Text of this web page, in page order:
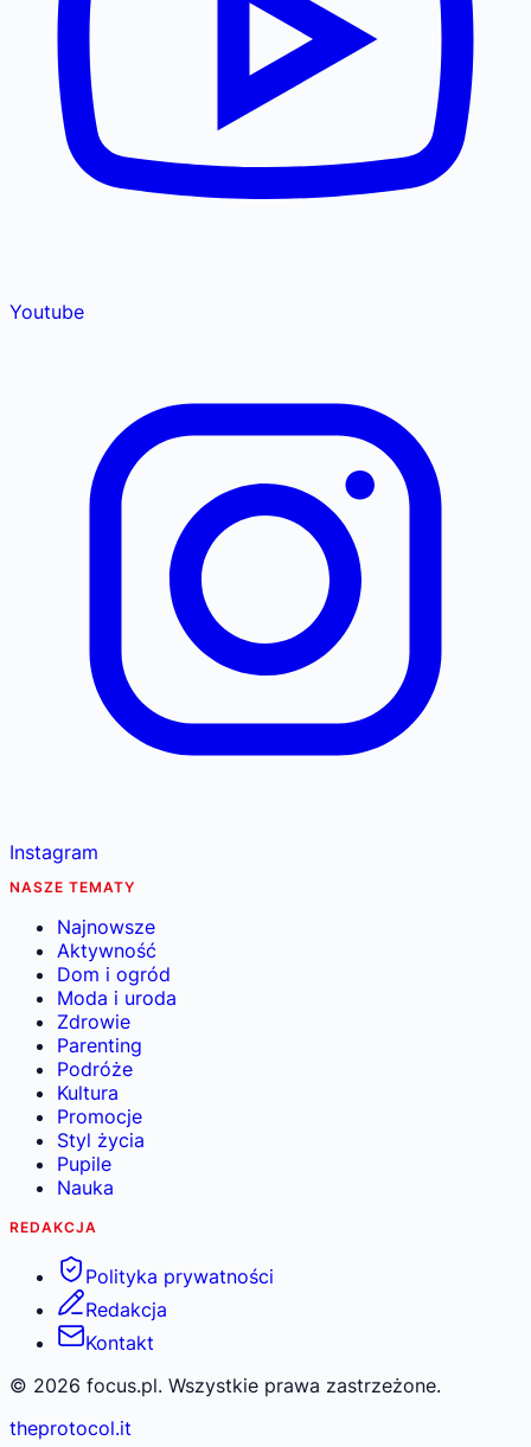
Youtube
Instagram
NASZE TEMATY
Najnowsze
Aktywność
Dom i ogród
Moda i uroda
Zdrowie
Parenting
Podróże
Kultura
Promocje
Styl życia
Pupile
Nauka
REDAKCJA
Polityka prywatności
Redakcja
Kontakt
© 2026 focus.pl. Wszystkie prawa zastrzeżone.
theprotocol.it